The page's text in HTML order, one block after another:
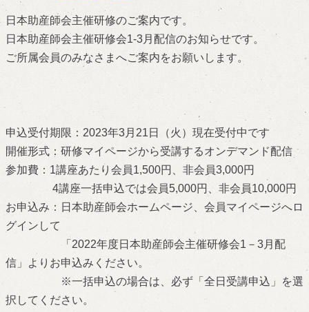
日本助産師会主催研修のご案内です。
日本助産師会主催研修会1-3月配信のお知らせです。
ご所属会員のみなさまへご案内をお願いします。
申込受付期限：2023年3月21日（火）現在受付中です
開催形式：研修マイページから受講するオンデマンド配信
参加費：1講座あたり会員1,500円、非会員3,000円
4講座一括申込では会員5,000円、非会員10,000円
お申込み：日本助産師会ホームページ、会員マイページへロ
グインして
「2022年度日本助産師会主催研修会1－3月配
信」よりお申込みください。
※一括申込の場合は、必ず「全日受講申込」を選
択してください。